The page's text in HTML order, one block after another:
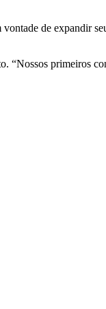
de expandir
“Nossos primeiros